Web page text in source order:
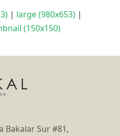
| large (980x653) |
(150x150)
Bakalar Sur #81,